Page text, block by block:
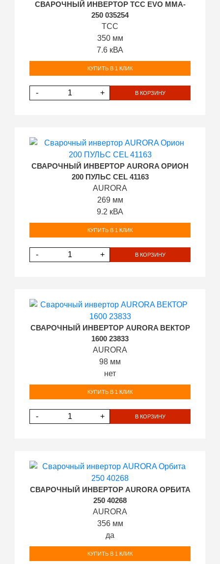
СВАРОЧНЫЙ ИНВЕРТОР ТСС EVO MMA-
250 035254
ТСС
350 мм
7.6 кВА
КУПИТЬ В 1 КЛИК
- + В КОРЗИНУ
СВАРОЧНЫЙ ИНВЕРТОР AURORA ОРИОН
200 ПУЛЬС CEL 41163
AURORA
269 мм
9.2 кВА
КУПИТЬ В 1 КЛИК
- + В КОРЗИНУ
СВАРОЧНЫЙ ИНВЕРТОР AURORA ВЕКТОР
1600 23833
AURORA
98 мм
нет
КУПИТЬ В 1 КЛИК
- + В КОРЗИНУ
СВАРОЧНЫЙ ИНВЕРТОР AURORA ОРБИТА
250 40268
AURORA
356 мм
да
КУПИТЬ В 1 КЛИК